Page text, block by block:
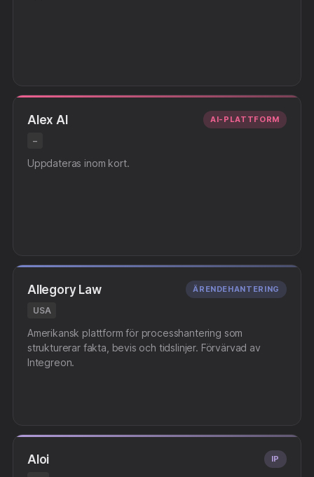
Alex AI
–
AI-PLATTFORM
Uppdateras inom kort.
Allegory Law
USA
ÄRENDEHANTERING
Amerikansk plattform för processhantering som
strukturerar fakta, bevis och tidslinjer. Förvärvad av
Integreon.
Aloi IP